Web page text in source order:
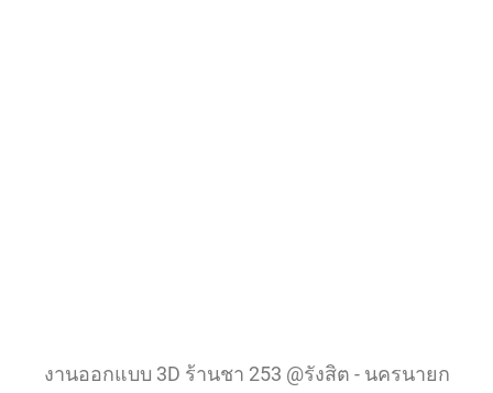
งานออกแบบ 3D ร้านชา 253 @รังสิต - นครนายก